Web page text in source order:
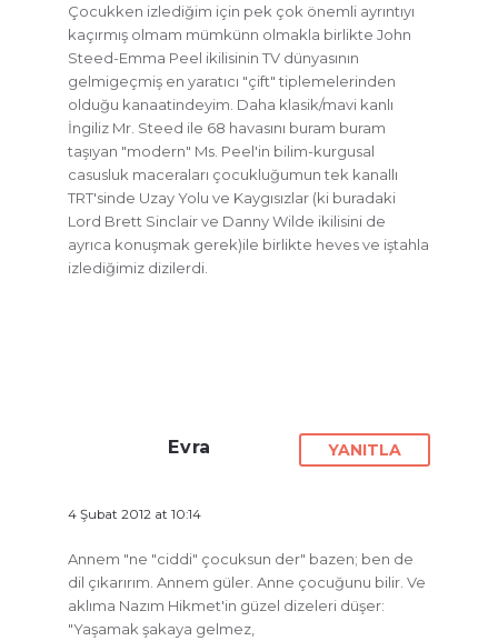
Çocukken izlediğim için pek çok önemli ayrıntıyı
kaçırmış olmam mümkünn olmakla birlikte John
Steed-Emma Peel ikilisinin TV dünyasının
gelmigeçmiş en yaratıcı "çift" tiplemelerinden
olduğu kanaatindeyim. Daha klasik/mavi kanlı
İngiliz Mr. Steed ile 68 havasını buram buram
taşıyan "modern" Ms. Peel'in bilim-kurgusal
casusluk maceraları çocukluğumun tek kanallı
TRT'sinde Uzay Yolu ve Kaygısızlar (ki buradaki
Lord Brett Sinclair ve Danny Wilde ikilisini de
ayrıca konuşmak gerek)ile birlikte heves ve iştahla
izlediğimiz dizilerdi.
Evra
4 Şubat 2012 at 10:14
YANITLA
Annem "ne "ciddi" çocuksun der" bazen; ben de
dil çıkarırım. Annem güler. Anne çocuğunu bilir. Ve
aklıma Nazım Hikmet'in güzel dizeleri düşer:
"Yaşamak şakaya gelmez,